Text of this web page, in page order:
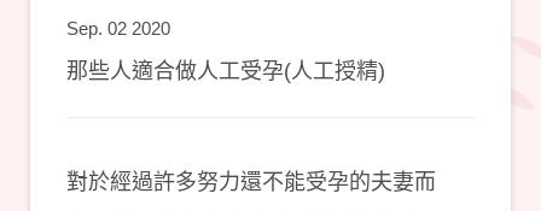
Sep. 02 2020
那些人適合做人工受孕(人工授精)
對於經過許多努力還不能受孕的夫妻而